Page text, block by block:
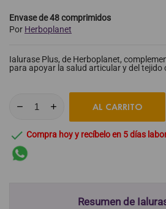
Envase de 48 comprimidos
Por Herboplanet
Ialurase Plus, de Herboplanet,
para apoyar la salud articular y del tejido
AL CARRITO
 Compra hoy y recíbelo en 5 días
Resumen de